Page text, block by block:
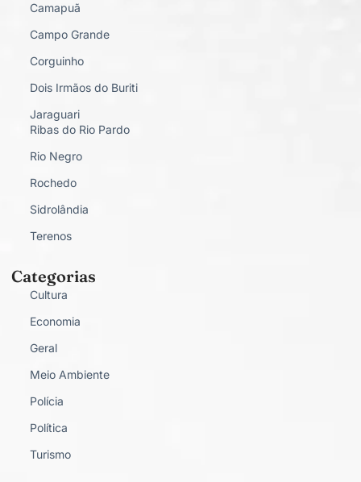
Camapuã
Campo Grande
Corguinho
Dois Irmãos do Buriti
Jaraguari
Ribas do Rio Pardo
Rio Negro
Rochedo
Sidrolândia
Terenos
Categorias
Cultura
Economia
Geral
Meio Ambiente
Polícia
Política
Turismo